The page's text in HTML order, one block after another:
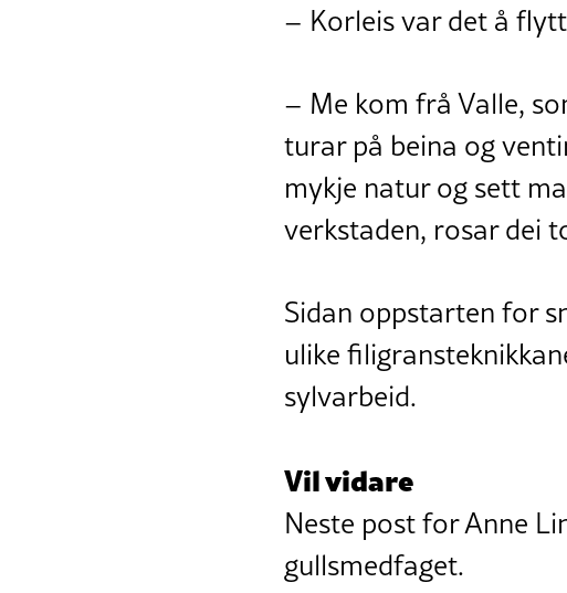
– Korleis var det å
– Me kom frå Valle,
turar på beina og
mykje natur og sett
verkstaden, rosar dei
Sidan oppstarten for
ulike
sylvarbeid.
Vil vidare
Neste post for Anne
gullsmedfaget.